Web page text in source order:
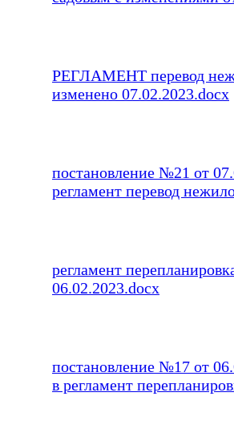
РЕГЛАМЕНТ перевод
изменено 07.02.2023.docx
постановление №21 от
регламент перевод
регламент
06.02.2023.docx
постановление №17 от
в регламент